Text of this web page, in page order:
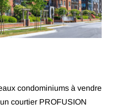
condominiums à vendre
courtier PROFUSION